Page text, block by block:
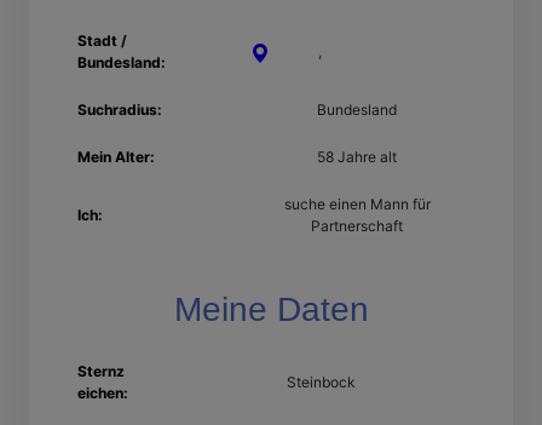
Stadt /
Bundesland:
,
Suchradius: Bundesland
Mein Alter: 58 Jahre alt
Ich:
suche einen Mann für
Partnerschaft
Meine Daten
Sternz
eichen:
Steinbock